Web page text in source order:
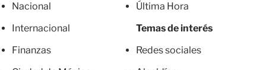
Nacional
Internacional
Finanzas
Última Hora
Temas de interés
Redes sociales